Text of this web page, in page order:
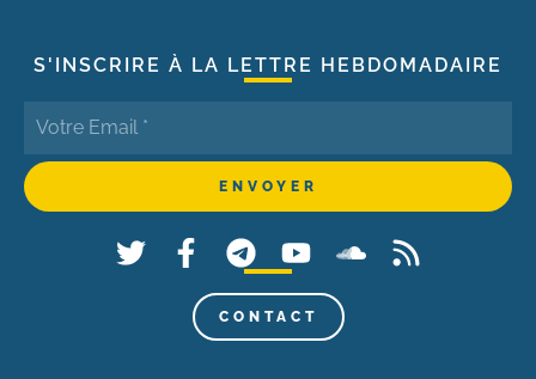
S'INSCRIRE À LA LETTRE HEBDOMADAIRE
CONTACT